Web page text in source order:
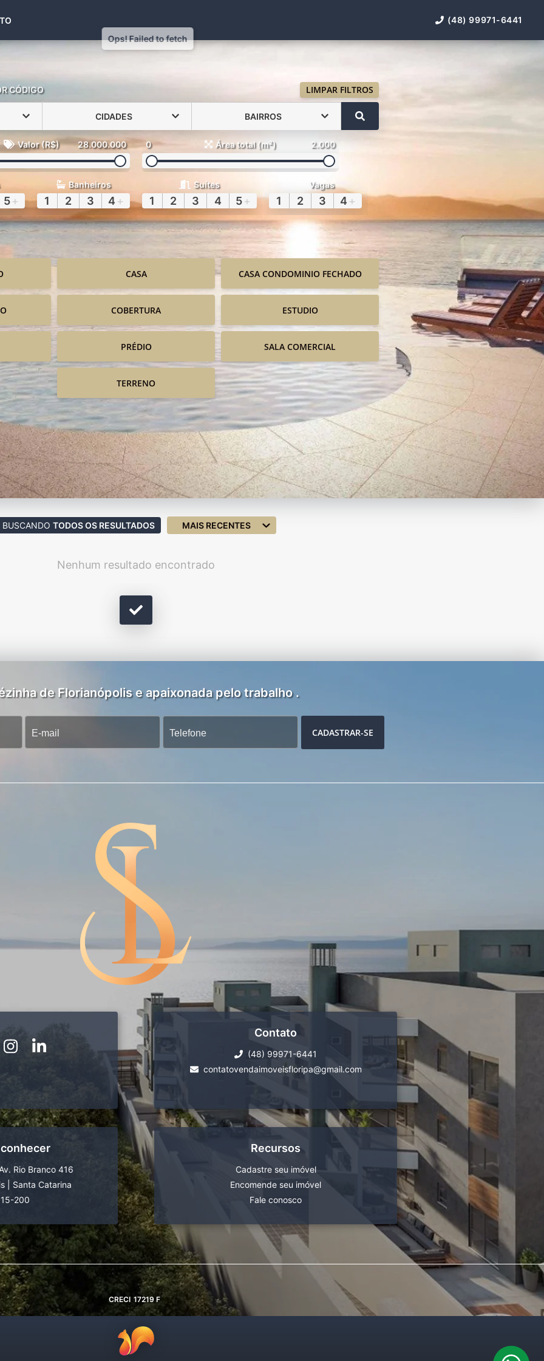
(48) 99971-6441
CÓDIGO LIMPAR FILTROS
CIDADES BAIRROS
Valor (R$) 28.000.000 0 Área total (m²) 2.000
5+
Banheiros
1 2 3 4 +
Suítes
1 2 3 4 5+
Vagas
1 2 3 4 +
CASA CASA CONDOMINIO FECHADO
COBERTURA ESTUDIO
PRÉDIO SALA COMERCIAL
TERRENO
BUSCANDO TODOS OS RESULTADOS MAIS RECENTES
Nenhum resultado encontrado
de Florianópolis e apaixonada pelo trabalho .
CADASTRAR-SE
Contato
(48) 99971-6441
contatovendaimoveisfloripa@gmail.com
Rio Branco 416
Santa Catarina
200
Recursos
Cadastre seu imóvel
Encomende seu imóvel
Fale conosco
CRECI 17219 F